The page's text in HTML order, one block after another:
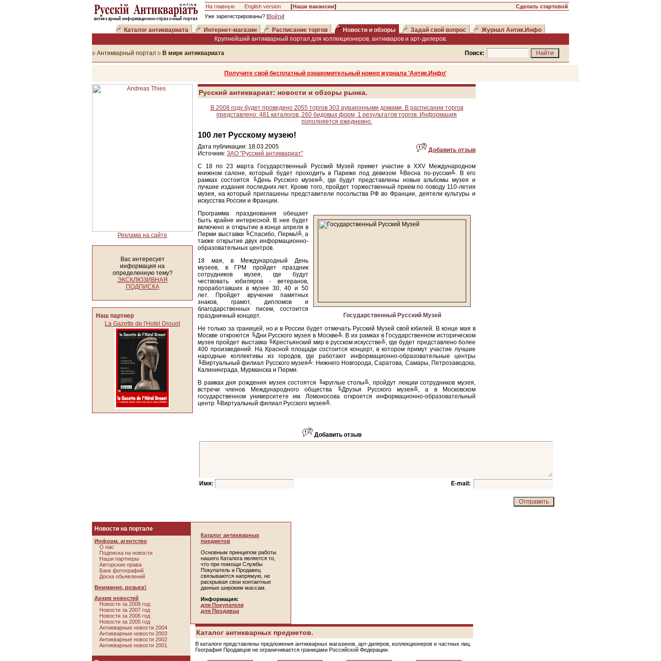
На главную English version [Наши вакансии]
Уже зарегистрированы? [Войти]
Сделать стартовой
Каталог антиквариата Интернет-магазин Расписание торгов Новости и обзоры Задай свой вопрос
Журнал Антик.Инфо
Крупнейший антикварный портал для коллекционеров, антикваров и арт-дилеров.
Антикварный портал В мире антиквариата Поиск:
Получите свой бесплатный ознакомительный номер журнала 'Антик.Инфо'
Реклама на сайте
Вас интересует
информация на
определенную тему?
ЭКСКЛЮЗИВНАЯ
ПОДПИСКА
Наш партнер
La Gazette de l'Hotel Drouot
Русский антиквариат: новости и обзоры рынка.
В 2008 году будет проведено 2055 торгов 303 аукционными домами. В расписании торгов
представлено: 481 каталогов, 260 бидовых форм, 1 результатов торгов. Информация
пополняется ежедневно.
100 лет Русскому музею!
Дата публикации: 18.03.2005
Источник: ЗАО "Русский антиквариат" Добавить отзыв
С 18 по 23 марта Государственный Русский Музей примет участие в XXV Международном
книжном салоне, который будет проходить в Париже под девизом ╚Весна по-русски╩. В его
рамках состоится ╚День Русского музея╩, где будут представлены новые альбомы музея и
лучшие издания последних лет. Кроме того, пройдет торжественный прием по поводу 110-летия
музея, на который приглашены представители посольства РФ во Франции, деятели культуры и
искусства России и Франции.
Государственный Русский Музей
Программа празднования обещает
быть крайне интересной. В нее будет
включено и открытие в конце апреля в
Перми выставки ╚Спасибо, Пермь!╩, а
также открытие двух информационно-
образовательных центров.
18 мая, в Международный День
музеев, в ГРМ пройдет праздник
сотрудников музея, где будут
чествовать юбиляров - ветеранов,
проработавших в музее 30, 40 и 50
лет. Пройдет вручение памятных
знаков, грамот, дипломов и
благодарственных писем, состоится
праздничный концерт.
Не только за границей, но и в России будет отмечать Русский Музей свой юбилей. В конце мая в
Москве откроются ╚Дни Русского музея в Москве╩. В их рамках в Государственном историческом
музее пройдет выставка ╚Крестьянский мир в русском искусстве╩, где будет представлено более
400 произведений. На Красной площади состоится концерт, в котором примут участие лучшие
народные коллективы из городов, где работают информационно-образовательные центры
╚Виртуальный филиал Русского музея╩: Нижнего Новгорода, Саратова, Самары, Петрозаводска,
Калининграда, Мурманска и Перми.
В рамках дня рождения музея состоятся ╚круглые столы╩, пройдут лекции сотрудников музея,
встречи членов Международного общества ╚Друзья Русского музея╩, а в Московском
государственном университете им. Ломоносова откроется информационно-образовательный
центр ╚Виртуальный филиал Русского музея╩.
Добавить отзыв
Имя: E-mail:
Новости на портале
Информ. агентство
О нас
Подписка на новости
Наши партнеры
Авторские права
Банк фотографий
Доска обьявлений
Внимание, розыск!
Архив новостей
Новости за 2008 год
Новости за 2007 год
Новости за 2006 год
Новости за 2005 год
Антикварные новости 2004
Антикварные новости 2003
Антикварные новости 2002
Антикварные новости 2001
Каталог антикварных
предметов
Основным принципом работы
нашего Каталога является то,
что при помощи Службы
Покупатель и Продавец
связываются напрямую, не
раскрывая свои контактные
данные широким массам.
Информация:
для Покупателя
для Продавца
Каталог антикварных предметов.
В каталоге представлены предложения антикварных магазинов, арт-дилеров, коллекционеров и частных лиц.
География Продавцов не ограничивается границами Российской Федерации.